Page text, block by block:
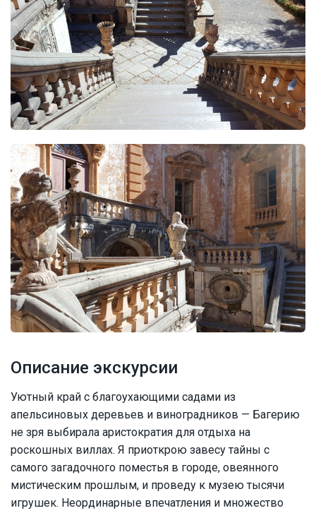
Описание экскурсии
Уютный край с благоухающими садами из
апельсиновых деревьев и виноградников — Багерию
не зря выбирала аристократия для отдыха на
роскошных виллах. Я приоткрою завесу тайны с
самого загадочного поместья в городе, овеянного
мистическим прошлым, и проведу к музею тысячи
игрушек. Неординарные впечатления и множество